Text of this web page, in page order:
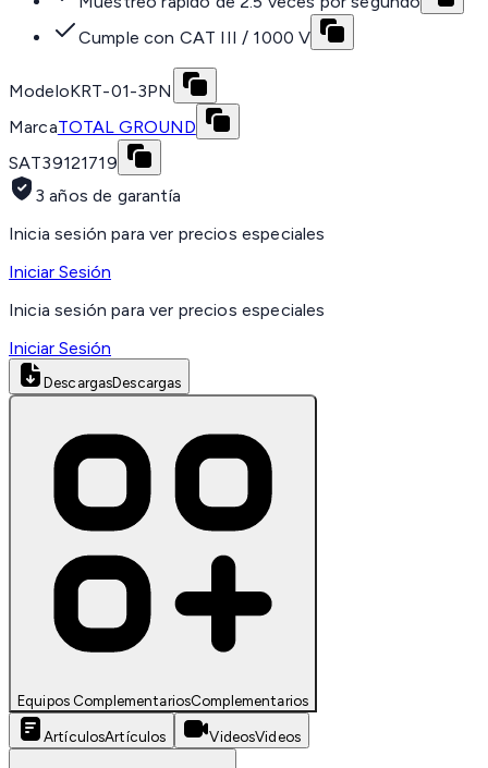
Cumple con CAT III / 1000 V
ModeloKRT-01-3PN
MarcaTOTAL GROUND
SAT39121719
3 años de garantía
Inicia sesión para ver precios especiales
Iniciar Sesión
Inicia sesión para ver precios especiales
Iniciar Sesión
DescargasDescargas
Equipos ComplementariosComplementarios
ArtículosArtículos VideosVideos